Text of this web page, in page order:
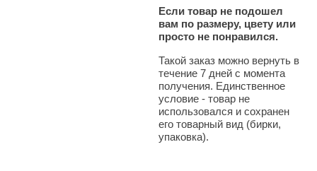
Если товар не подошел
вам по размеру, цвету или
просто не понравился.
Такой заказ можно вернуть в
течение 7 дней с момента
получения. Единственное
условие - товар не
использовался и сохранен
его товарный вид (бирки,
упаковка).